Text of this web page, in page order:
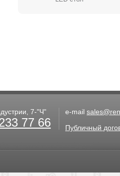
7-"Ч"
77 66
e-mail
Публичный